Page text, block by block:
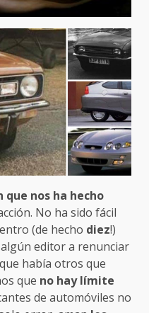
que nos ha hecho
No ha sido fácil
(de hecho diez!)
editor a renunciar
había otros que
que no hay límite
de automóviles no